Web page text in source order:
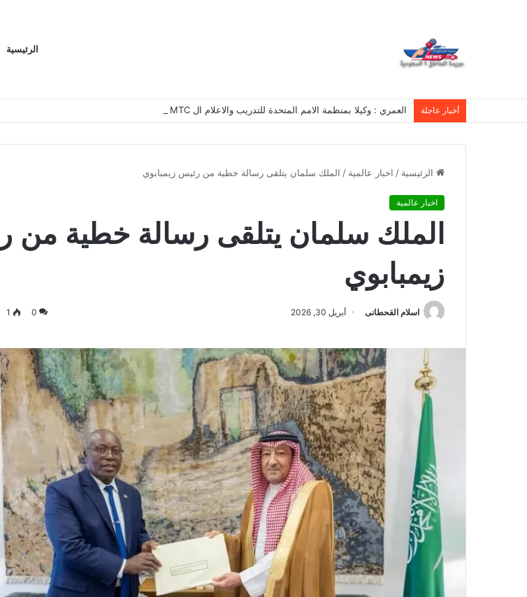
الرئيسية
أخبار عاجلة العمري : وكيلا بمنظمة الامم المتحدة للتدريب والاعلام ال UN MTC بالمملكة ودول الخليج العربي
الرئيسية / اخبار عالمية / الملك سلمان يتلقى رسالة خطية من رئيس زيمبابوي
اخبار عالمية
الملك سلمان يتلقى رسالة خطية من
زيمبابوي
اسلام القحطانى أبريل 30, 2026 0
1